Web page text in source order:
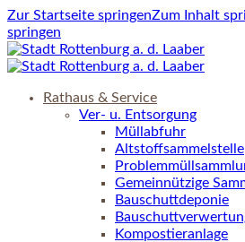
Zur Startseite springenZum Inhalt
springen
Rathaus & Service
Ver- u. Entsorgung
Müllabfuhr
Altstoffsammelstelle
Gemeinnützige
Bauschuttdeponie
Kompostieranlage